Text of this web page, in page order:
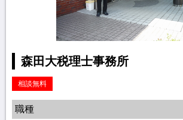
森田大税理士事務所
相談無料
職種